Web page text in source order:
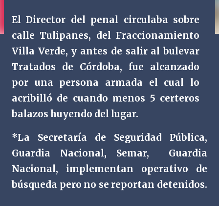
El Director del penal circulaba sobre
calle Tulipanes, del Fraccionamiento
Villa Verde, y antes de salir al bulevar
Tratados de Córdoba, fue alcanzado
por una persona armada el cual lo
acribilló de cuando menos 5 certeros
balazos huyendo del lugar.
*La Secretaría de Seguridad Pública,
Guardia Nacional, Semar, Guardia
Nacional, implementan operativo de
búsqueda pero no se reportan detenidos.